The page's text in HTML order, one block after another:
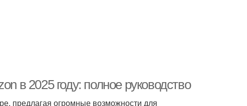
в 2025 году: полное руководство
предлагая огромные возможности для